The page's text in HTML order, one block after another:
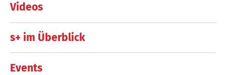
Videos
s+ im Überblick
Events